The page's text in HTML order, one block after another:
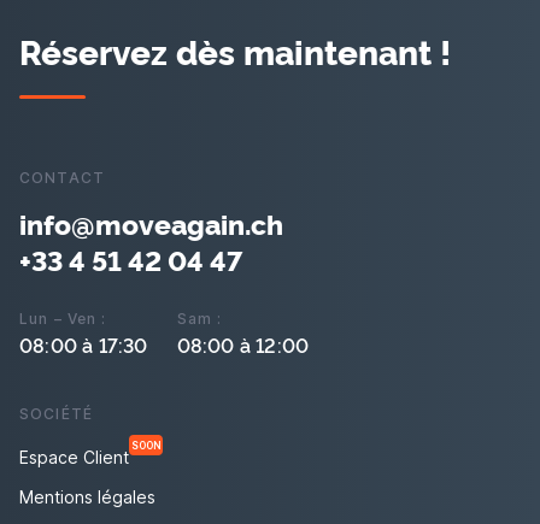
Réservez dès maintenant !
CONTACT
info@moveagain.ch
+33 4 51 42 04 47
Lun – Ven :
08:00 à 17:30
Sam :
08:00 à 12:00
SOCIÉTÉ
Espace Client
SOON
Mentions légales